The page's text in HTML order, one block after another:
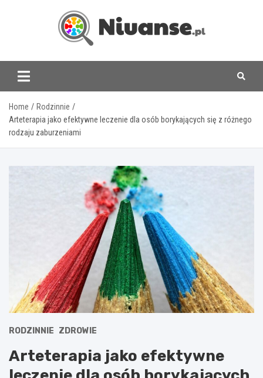
www.niuanse.pl
Home
Rodzinnie
Arteterapia jako efektywne leczenie dla osób borykających się z różnego
rodzaju zaburzeniami
RODZINNIE ZDROWIE
Arteterapia jako efektywne